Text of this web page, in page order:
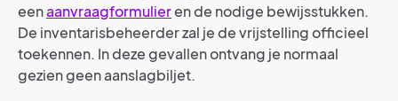
eenaanvraagformulieren de nodige bewijsstukken.
De inventarisbeheerder zal je de vrijstelling officieel
toekennen. In deze gevallen ontvang je normaal
gezien geen aanslagbiljet.